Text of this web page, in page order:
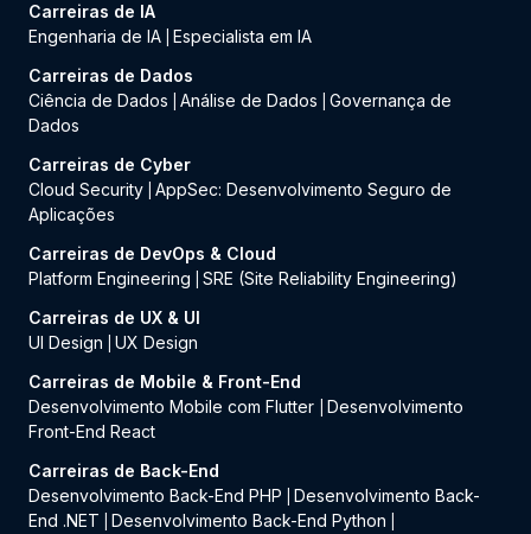
Carreiras de IA
Engenharia de IA Especialista em IA
Carreiras de Dados
Ciência de Dados
Análise de Dados
Governança de
Dados
Carreiras de Cyber
Cloud Security AppSec: Desenvolvimento Seguro de
Aplicações
Carreiras de DevOps & Cloud
Platform Engineering
SRE (Site Reliability Engineering)
Carreiras de UX & UI
UI Design
UX Design
Carreiras de Mobile & Front-End
Desenvolvimento Mobile com Flutter
Desenvolvimento
Front-End React
Carreiras de Back-End
Desenvolvimento Back-End PHP
Desenvolvimento Back-
End .NET
Desenvolvimento Back-End Python